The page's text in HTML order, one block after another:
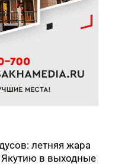
неделю с 10 по 16
года
днем
сквозь года: как
школьники будут
новой программе
летняя жара
Якутию в выходные